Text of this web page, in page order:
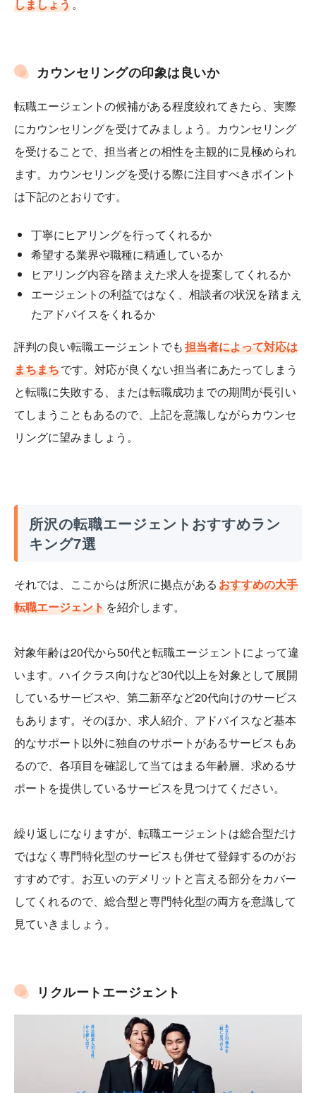
しましょう。
カウンセリングの印象は良いか
転職エージェントの候補がある程度絞れてきたら、実際
にカウンセリングを受けてみましょう。カウンセリング
を受けることで、担当者との相性を主観的に見極められ
ます。カウンセリングを受ける際に注目すべきポイント
は下記のとおりです。
丁寧にヒアリングを行ってくれるか
希望する業界や職種に精通しているか
ヒアリング内容を踏まえた求人を提案してくれるか
エージェントの利益ではなく、相談者の状況を踏まえ
たアドバイスをくれるか
評判の良い転職エージェントでも担当者によって対応は
まちまちです。対応が良くない担当者にあたってしまう
と転職に失敗する、または転職成功までの期間が長引い
てしまうこともあるので、上記を意識しながらカウンセ
リングに望みましょう。
所沢の転職エージェントおすすめラン
キング7選
それでは、ここからは所沢に拠点があるおすすめの大手
転職エージェントを紹介します。
対象年齢は20代から50代と転職エージェントによって違
います。ハイクラス向けなど30代以上を対象として展開
しているサービスや、第二新卒など20代向けのサービス
もあります。そのほか、求人紹介、アドバイスなど基本
的なサポート以外に独自のサポートがあるサービスもあ
るので、各項目を確認して当てはまる年齢層、求めるサ
ポートを提供しているサービスを見つけてください。
繰り返しになりますが、転職エージェントは総合型だけ
ではなく専門特化型のサービスも併せて登録するのがお
すすめです。お互いのデメリットと言える部分をカバー
してくれるので、総合型と専門特化型の両方を意識して
見ていきましょう。
リクルートエージェント